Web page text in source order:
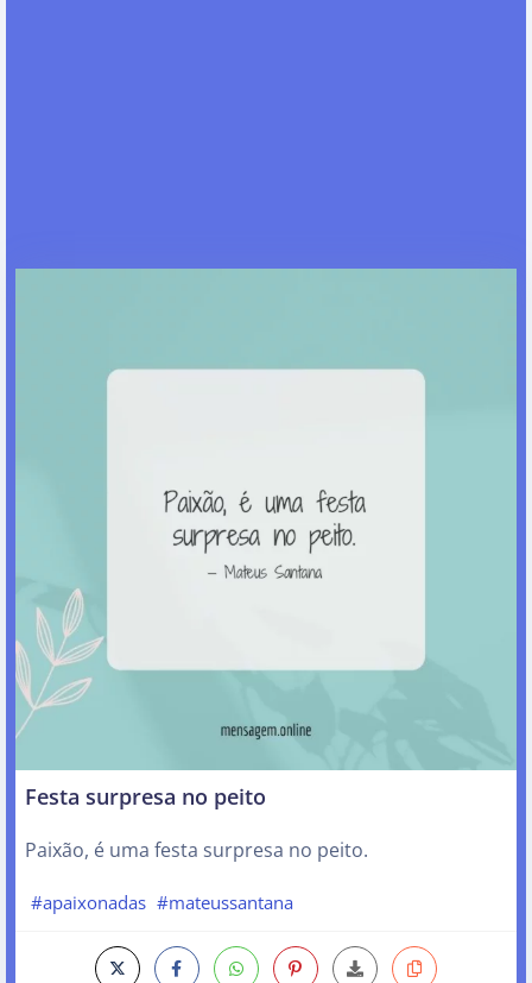
Festa surpresa no peito
Paixão, é uma festa surpresa no peito.
#apaixonadas #mateussantana